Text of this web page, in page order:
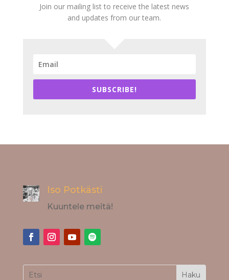
Join our mailing list to receive the latest news
and updates from our team.
SUBSCRIBE!
Iso Potkästi
Kuuntele meitä!